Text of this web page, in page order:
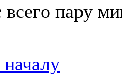
всего пару